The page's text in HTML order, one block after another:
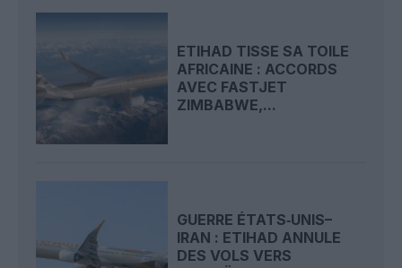
ETIHAD TISSE SA TOILE
AFRICAINE : ACCORDS
AVEC FASTJET
ZIMBABWE,...
GUERRE ÉTATS‑UNIS–
IRAN : ETIHAD ANNULE
DES VOLS VERS